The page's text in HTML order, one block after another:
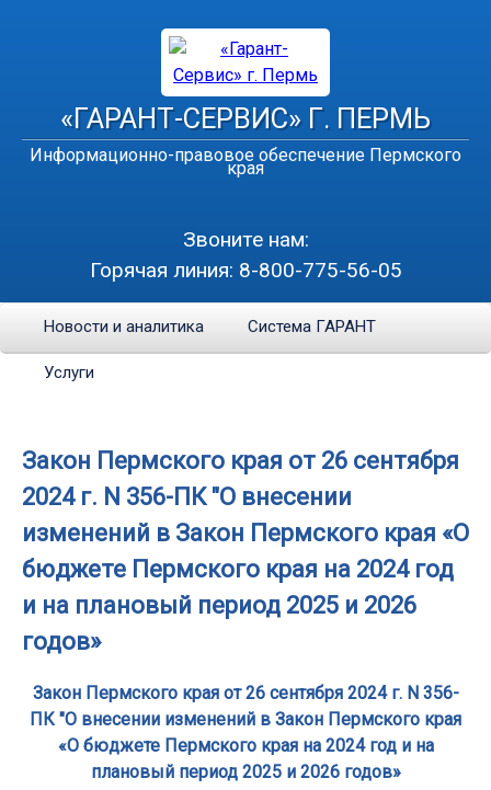
«ГАРАНТ-СЕРВИС» Г. ПЕРМЬ
Информационно-правовое обеспечение Пермского
края
Звоните нам:
Горячая линия: 8-800-775-56-05
Новости и аналитика Система ГАРАНТ
Услуги
Закон Пермского края от 26 сентября
2024 г. N 356-ПК "О внесении
изменений в Закон Пермского края «О
бюджете Пермского края на 2024 год
и на плановый период 2025 и 2026
годов»
Закон Пермского края от 26 сентября 2024 г. N 356-
ПК "О внесении изменений в Закон Пермского края
«О бюджете Пермского края на 2024 год и на
плановый период 2025 и 2026 годов»